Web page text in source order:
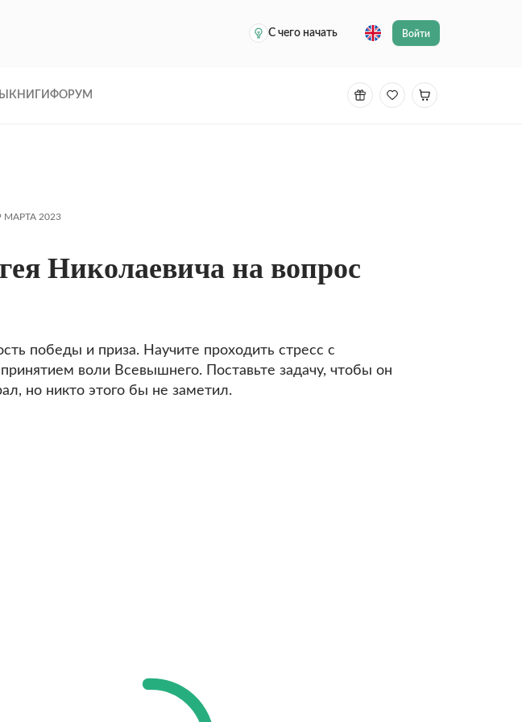
С чего начать
Войти
КНИГИ ФОРУМ
МАРТА 2023
Николаевича на вопрос
победы и приза. Научите проходить стресс с
воли Всевышнего. Поставьте задачу, чтобы он
но никто этого бы не заметил.